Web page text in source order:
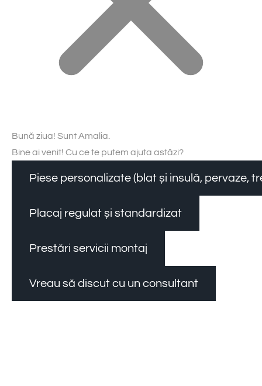
Bună ziua! Sunt Amalia.
Bine ai venit! Cu ce te putem ajuta astăzi?
Piese personalizate (blat și insulă, pervaze,
Placaj regulat și standardizat
Prestări servicii montaj
Vreau să discut cu un consultant